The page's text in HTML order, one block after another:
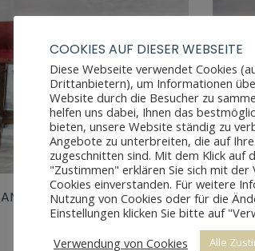
ANTIKE ROTE SITZBANK
COOKIES AUF DIESER WEBSEITE
Diese Webseite verwendet Cookies
Drittanbietern), um Informationen
Website durch die Besucher zu
helfen uns dabei, Ihnen das
bieten, unsere Website ständig zu
Angebote zu unterbreiten, die auf
zugeschnitten sind. Mit dem Klick auf
"Zustimmen" erklären Sie sich mit der
Cookies einverstanden. Für weitere
Nutzung von Cookies oder für die
Einstellungen klicken Sie bitte auf
Verwendung von Cookies
Alle